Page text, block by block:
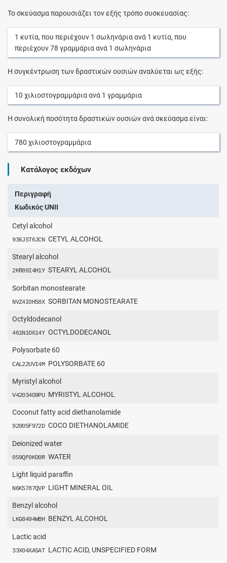
Το σκεύασμα παρουσιάζει τον εξής τρόπο συσκευασίας:
1 κυτία, που περιέχουν 1 σωληνάριαανά 1 κυτία, που
περιέχουν78 γραμμάριαανά 1 σωληνάρια
Η συγκέντρωση των δραστικών ουσιών αναλύεται ως εξής:
10 χιλιοστογραμμάριαανά 1 γραμμάρια
Η συνολική ποσότητα δραστικών ουσιών ανά σκεύασμα είναι:
780 χιλιοστογραμμάρια
Κατάλογος εκδόχων
Περιγραφή
Κωδικός UNII
Cetyl alcohol
936JST6JCN CETYL ALCOHOL
Stearyl alcohol
2KR89I4H1Y STEARYL ALCOHOL
Sorbitan monostearate
NVZ4I0H58X SORBITAN MONOSTEARATE
Octyldodecanol
461N1O614Y OCTYLDODECANOL
Polysorbate 60
CAL22UVI4M POLYSORBATE 60
Myristyl alcohol
V42034O9PU MYRISTYL ALCOHOL
Coconut fatty acid diethanolamide
92005F972D COCO DIETHANOLAMIDE
Deionized water
059QF0KO0R WATER
Light liquid paraffin
N6K5787QVP LIGHT MINERAL OIL
Benzyl alcohol
LKG8494WBH BENZYL ALCOHOL
Lactic acid
33X04XA5AT LACTIC ACID, UNSPECIFIED FORM